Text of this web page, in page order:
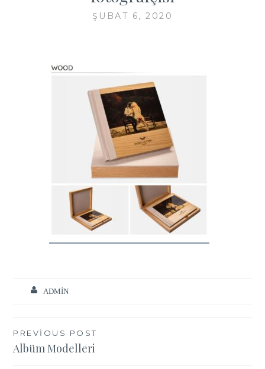
ŞUBAT 6, 2020
ADMIN
Yazı
gezinmesi
PREVIOUS POST
Albüm Modelleri